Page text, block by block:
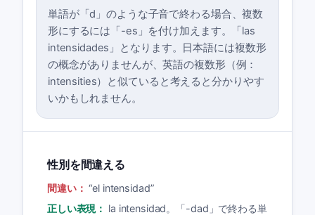
単語が「d」のような子音で終わる場合、複数
形にするには「-es」を付け加えます。「las
intensidades」となります。日本語には複数形
の概念がありませんが、英語の複数形（例：
intensities）と似ていると考えると分かりやす
いかもしれません。
性別を間違える
間違い： “el intensidad”
正しい表現： la intensidad。「-dad」で終わる単